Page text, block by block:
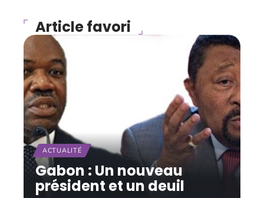
Article favori
ACTUALITÉ
Gabon : Un nouveau
président et un deuil